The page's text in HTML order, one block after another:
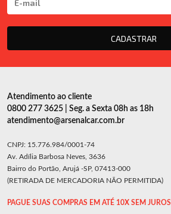
CADASTRAR
Atendimento ao cliente
0800 277 3625 | Seg. a Sexta 08h as 18h
atendimento@arsenalcar.com.br
CNPJ: 15.776.984/0001-74
Av. Adília Barbosa Neves, 3636
Bairro do Portão, Arujá -SP, 07413-000
(RETIRADA DE MERCADORIA NÃO PERMITIDA)
PAGUE SUAS COMPRAS EM ATÉ 10X SEM JUROS